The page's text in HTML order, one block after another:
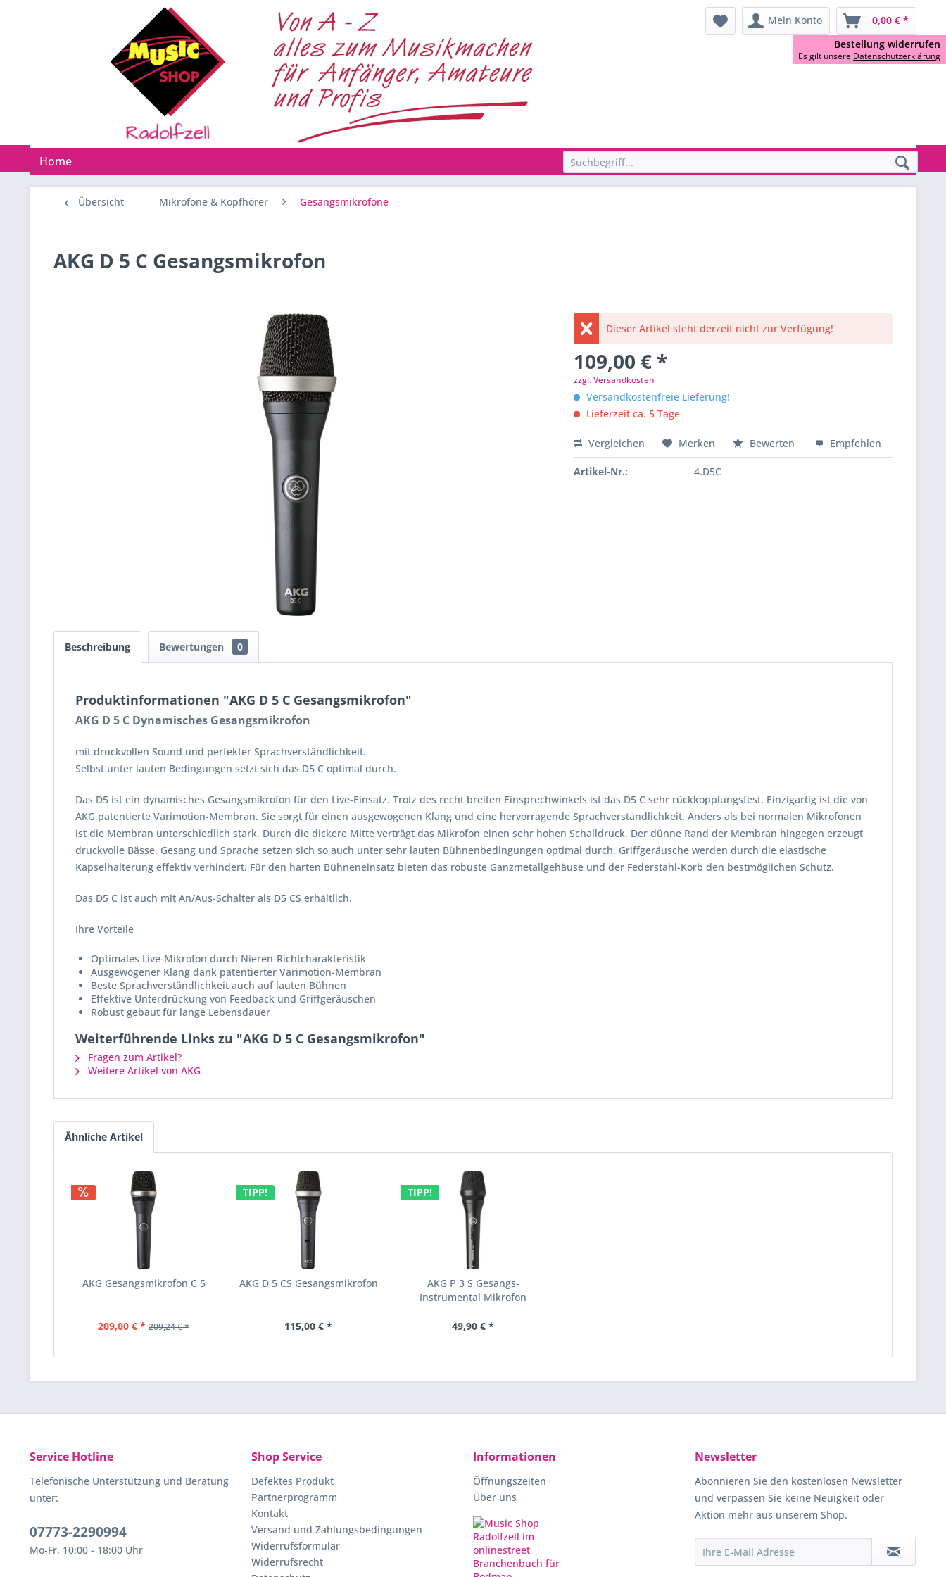
Mein Konto 0,00 € *
Home
Übersicht Mikrofone & Kopfhörer Gesangsmikrofone
AKG D 5 C Gesangsmikrofon
Dieser Artikel steht derzeit nicht zur Verfügung!
109,00 € *
zzgl. Versandkosten
Versandkostenfreie Lieferung!
Lieferzeit ca. 5 Tage
Vergleichen Merken Bewerten Empfehlen
Artikel-Nr.: 4.D5C
Beschreibung Bewertungen 0
Produktinformationen "AKG D 5 C Gesangsmikrofon"
AKG D 5 C Dynamisches Gesangsmikrofon
mit druckvollen Sound und perfekter Sprachverständlichkeit.
Selbst unter lauten Bedingungen setzt sich das D5 C optimal durch.
Das D5 ist ein dynamisches Gesangsmikrofon für den Live-Einsatz. Trotz des recht breiten Einsprechwinkels ist das D5 C sehr rückkopplungsfest. Einzigartig ist die von
AKG patentierte Varimotion-Membran. Sie sorgt für einen ausgewogenen Klang und eine hervorragende Sprachverständlichkeit. Anders als bei normalen Mikrofonen
ist die Membran unterschiedlich stark. Durch die dickere Mitte verträgt das Mikrofon einen sehr hohen Schalldruck. Der dünne Rand der Membran hingegen erzeugt
druckvolle Bässe. Gesang und Sprache setzen sich so auch unter sehr lauten Bühnenbedingungen optimal durch. Griffgeräusche werden durch die elastische
Kapselhalterung effektiv verhindert. Für den harten Bühneneinsatz bieten das robuste Ganzmetallgehäuse und der Federstahl-Korb den bestmöglichen Schutz.
Das D5 C ist auch mit An/Aus-Schalter als D5 CS erhältlich.
Ihre Vorteile
Optimales Live-Mikrofon durch Nieren-Richtcharakteristik
Ausgewogener Klang dank patentierter Varimotion-Membran
Beste Sprachverständlichkeit auch auf lauten Bühnen
Effektive Unterdrückung von Feedback und Griffgeräuschen
Robust gebaut für lange Lebensdauer
Weiterführende Links zu "AKG D 5 C Gesangsmikrofon"
Fragen zum Artikel?
Weitere Artikel von AKG
Ähnliche Artikel
AKG Gesangsmikrofon C 5
209,00 € * 209,24 € *
TIPP!
AKG D 5 CS Gesangsmikrofon
115,00 € *
TIPP!
AKG P 3 S Gesangs-
Instrumental Mikrofon
49,90 € *
Service Hotline
Telefonische Unterstützung und Beratung
unter:
07773-2290994
Mo-Fr, 10:00 - 18:00 Uhr
Shop Service
Defektes Produkt
Partnerprogramm
Kontakt
Versand und Zahlungsbedingungen
Widerrufsformular
Widerrufsrecht
Informationen
Öffnungszeiten
Über uns
Newsletter
Abonnieren Sie den kostenlosen Newsletter
und verpassen Sie keine Neuigkeit oder
Aktion mehr aus unserem Shop.
Bestellung widerrufen
Es gilt unsere Datenschutzerklärung